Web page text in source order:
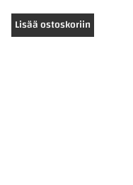
Lisää ostoskoriin